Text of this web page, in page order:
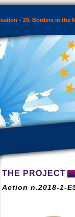
29. Borders in the
THE PROJECT
Action n.2018-1-